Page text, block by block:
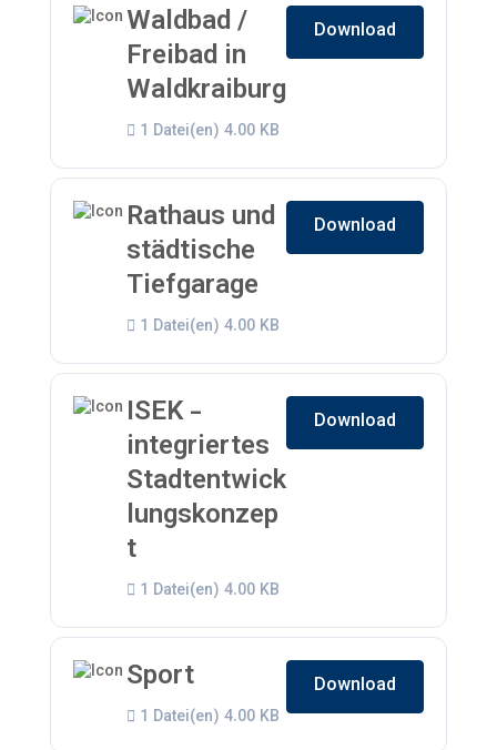
Waldbad /
Freibad in
Waldkraiburg
1 Datei(en) 4.00 KB
Download
Rathaus und
städtische
Tiefgarage
1 Datei(en) 4.00 KB
Download
ISEK -
integriertes
Stadtentwick
lungskonzep
t
1 Datei(en) 4.00 KB
Download
Sport
1 Datei(en) 4.00 KB
Download